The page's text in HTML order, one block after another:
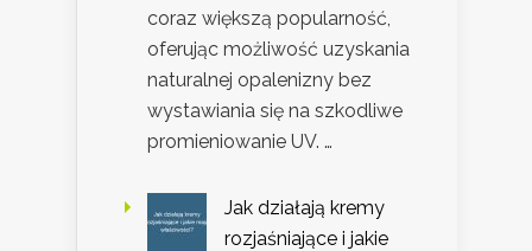
coraz większą popularność,
oferując możliwość uzyskania
naturalnej opalenizny bez
wystawiania się na szkodliwe
promieniowanie UV. …
Jak działają kremy
rozjaśniające i jakie